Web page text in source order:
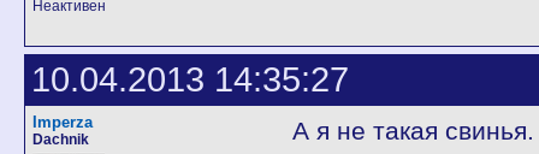
Неактивен
10.04.2013 14:35:27
Imperza
Dachnik А я не такая